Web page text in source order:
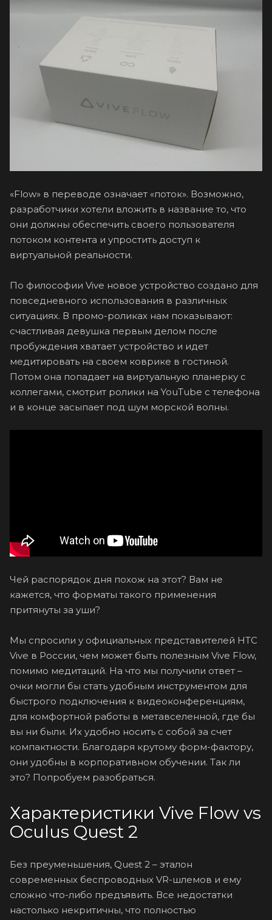
«Flow» в переводе означает «поток». Возможно,
разработчики хотели вложить в название то, что
они должны обеспечить своего пользователя
потоком контента и упростить доступ к
виртуальной реальности.
По философии Vive новое устройство создано для
повседневного использования в различных
ситуациях. В промо-роликах нам показывают:
счастливая девушка первым делом после
пробуждения хватает устройство и идет
медитировать на своем коврике в гостиной.
Потом она попадает на виртуальную планерку с
коллегами, смотрит ролики на YouTube с телефона
и в конце засыпает под шум морской волны.
Чей распорядок дня похож на этот? Вам не
кажется, что форматы такого применения
притянуты за уши?
Мы спросили у официальных представителей HTC
Vive в России, чем может быть полезным Vive Flow,
помимо медитаций. На что мы получили ответ –
очки могли бы стать удобным инструментом для
быстрого подключения к видеоконференциям,
для комфортной работы в метавселенной, где бы
вы ни были. Их удобно носить с собой за счет
компактности. Благодаря крутому форм-фактору,
они удобны в корпоративном обучении. Так ли
это? Попробуем разобраться.
Характеристики Vive Flow vs
Oculus Quest 2
Без преуменьшения, Quest 2 – эталон
современных беспроводных VR-шлемов и ему
сложно что-либо предъявить. Все недостатки
настолько некритичны, что полностью